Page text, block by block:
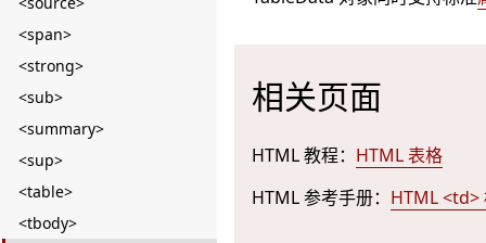
<span>
<strong>
<sub>
<summary>
<sup>
<table>
<tbody>
相关页面
HTML 教程： HTML 表格
HTML 参考手册： HTML <td>